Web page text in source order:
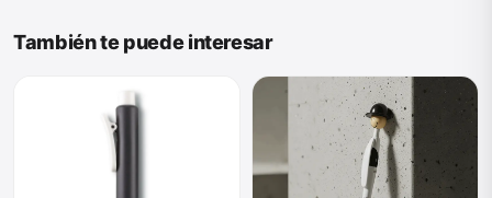
También te puede interesar